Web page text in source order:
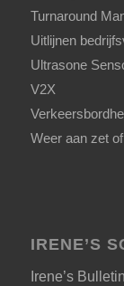
Turnaround
Uitlijnen
Ultrasone
V2X
Weer aan zet
IRENE’S
Irene’s